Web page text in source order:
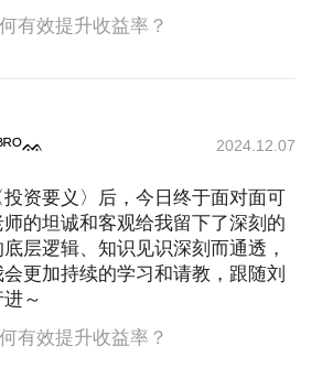
有效提升收益率？
2024.12.07
资要义〉后，今日终于面对面可
的坦诚和客观给我留下了深刻的
层逻辑、知识见识深刻而通透，
更加持续的学习和请教，跟随刘
～
有效提升收益率？